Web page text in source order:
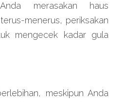
merasakan haus
menerus, periksakan
mengecek kadar gula
meskipun Anda